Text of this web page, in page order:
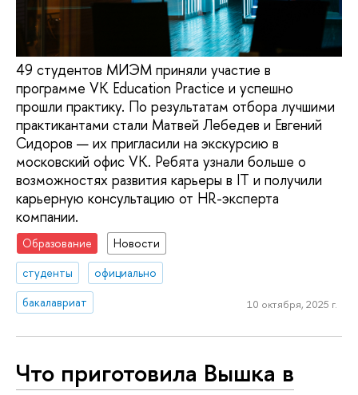
49 студентов МИЭМ приняли участие в
программе VK Education Practice и успешно
прошли практику. По результатам отбора лучшими
практикантами стали Матвей Лебедев и Евгений
Сидоров — их пригласили на экскурсию в
московский офис VK. Ребята узнали больше о
возможностях развития карьеры в IT и получили
карьерную консультацию от HR-эксперта
компании.
Образование
Новости
студенты
официально
бакалавриат
10 октября, 2025 г.
Что приготовила Вышка в